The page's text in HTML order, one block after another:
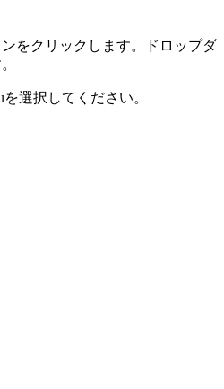
をクリックします。ドロップダ
選択してください。